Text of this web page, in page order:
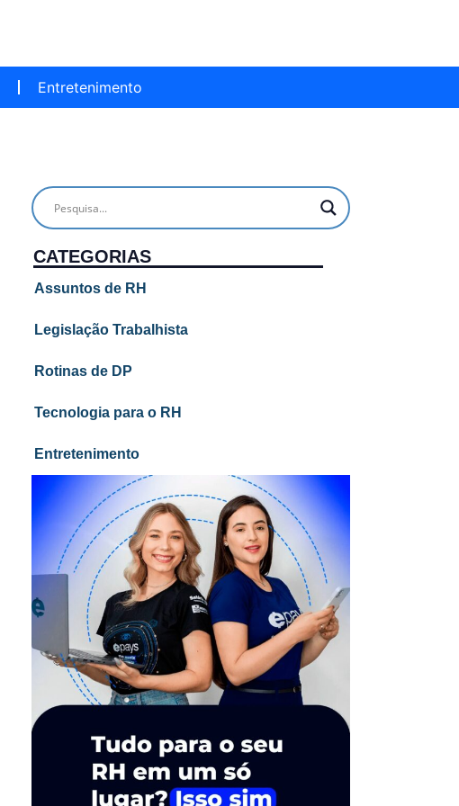
Entretenimento
CATEGORIAS
Assuntos de RH
Legislação Trabalhista
Rotinas de DP
Tecnologia para o RH
Entretenimento